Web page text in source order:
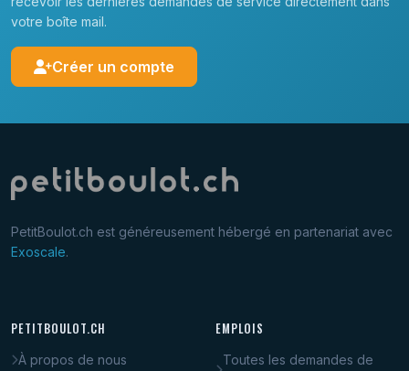
votre boîte mail.
Créer un compte
PetitBoulot.ch est généreusement hébergé en partenariat avec
Exoscale.
PETITBOULOT.CH
À propos de nous
EMPLOIS
Toutes les demandes de